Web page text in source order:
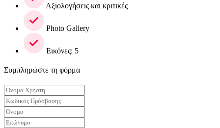
Αξιολογήσεις και κριτικές
Photo Gallery
Εικόνες: 5
Συμπληρώστε τη φόρμα